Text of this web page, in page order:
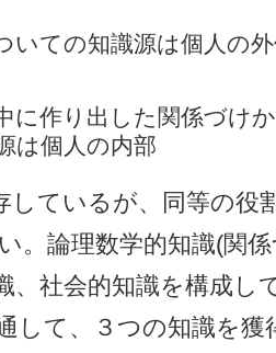
いての知識源は個人の
に作り出した関係づけ
は個人の内部
ているが、同等の役
。論理数学的知識(関
、社会的知識を構成し
して、３つの知識を獲